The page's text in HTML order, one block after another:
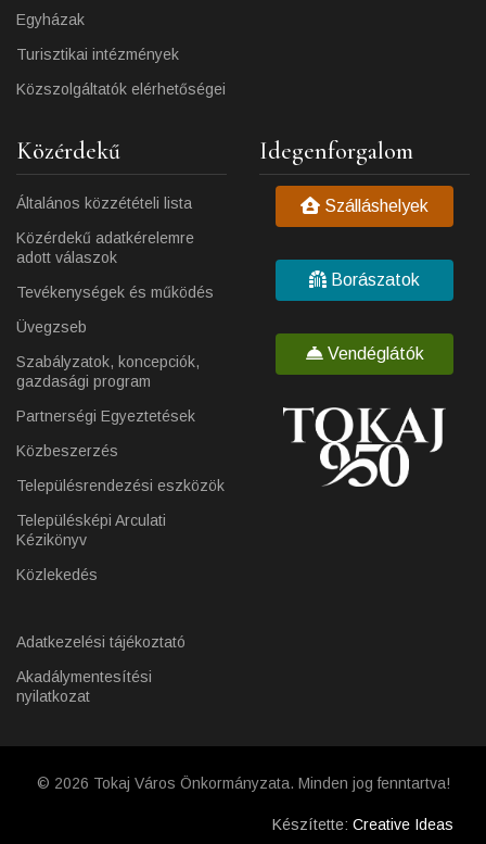
Egyházak
Turisztikai intézmények
Közszolgáltatók elérhetőségei
Közérdekű
Általános közzétételi lista
Közérdekű adatkérelemre
adott válaszok
Tevékenységek és működés
Üvegzseb
Szabályzatok, koncepciók,
gazdasági program
Partnerségi Egyeztetések
Közbeszerzés
Településrendezési eszközök
Településképi Arculati
Kézikönyv
Közlekedés
Adatkezelési tájékoztató
Akadálymentesítési
nyilatkozat
Idegenforgalom
Szálláshelyek
Borászatok
Vendéglátók
© 2026 Tokaj Város Önkormányzata. Minden jog fenntartva!
Készítette: Creative Ideas